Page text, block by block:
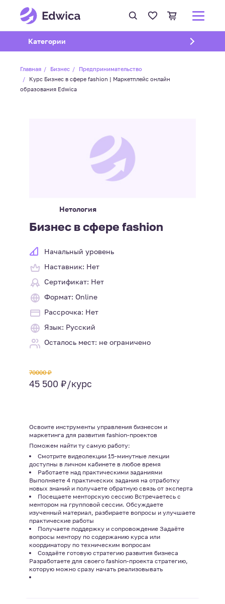
Открыть подменю
Категории
Главная Бизнес
Предпринимательство
Курс Бизнес в сфере fashion | Маркетплейс онлайн
образования Edwica
Нетология
Бизнес в сфере fashion
Начальный уровень
Наставник: Нет
Сертификат: Нет
Формат: Online
Рассрочка: Нет
Язык: Русский
Осталось мест: не ограничено
70000 ₽
45 500 ₽/курс
Освоите инструменты управления бизнесом и
маркетинга для развития fashion-проектов
Поможем найти ту самую работу:
Смотрите видеолекции 15-минутные лекции
доступны в личном кабинете в любое время
Работаете над практическими заданиями
Выполняете 4 практических задания на отработку
новых знаний и получаете обратную связь от эксперта
Посещаете менторскую сессию Встречаетесь с
ментором на групповой сессии. Обсуждаете
изученный материал, разбираете вопросы и улучшаете
практические работы
Получаете поддержку и сопровождение Задаёте
вопросы ментору по содержанию курса или
координатору по техническим вопросам
Создаёте готовую стратегию развития бизнеса
Разработаете для своего fashion-проекта стратегию,
которую можно сразу начать реализовывать